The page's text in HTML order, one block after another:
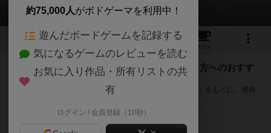
4 2
カフェ
『どろぼうギツネのマジックパンツ』が好きな方へのおすす
このゲームのトップページで投票された「プレイ感の評価」をもとに、傾向
※リストには一定の投票数がある作品のみを表示しています
約75,000人がボドゲーマを利用中！
遊んだボードゲームを記録する
気になるゲームのレビューを読む
お気に入り作品・所有リストの共
有
ログイン / 会員登録（10秒）